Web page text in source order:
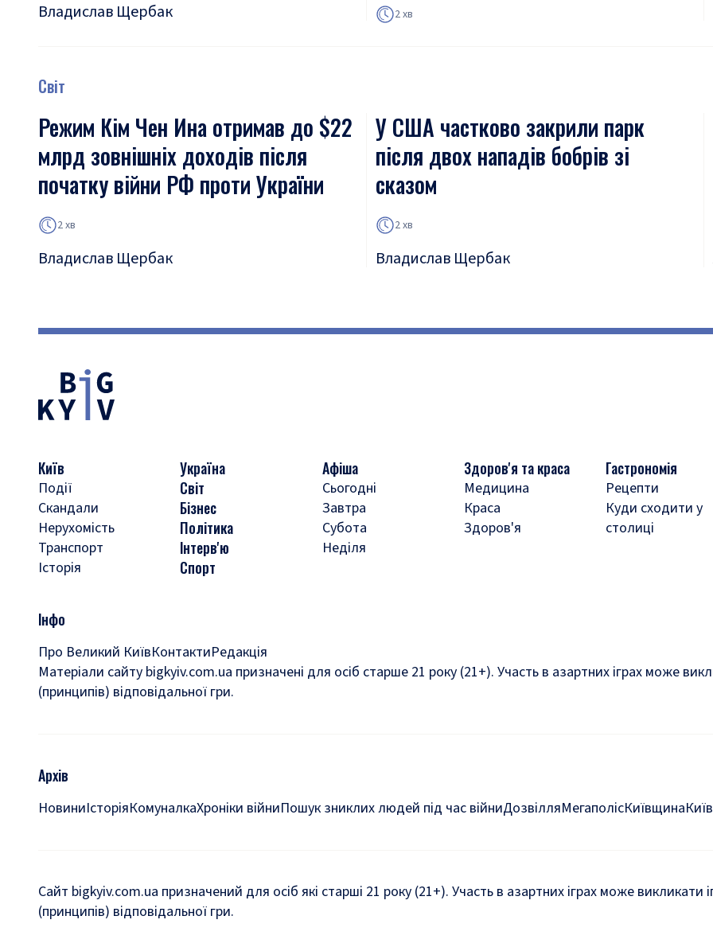
Владислав Щербак 2 хв
Світ
Режим Кім Чен Ина отримав до $22
млрд зовнішніх доходів після
початку війни РФ проти України
2 хв
Владислав Щербак
У США частково закрили парк
після двох нападів бобрів зі
сказом
2 хв
Владислав Щербак
Київ
Події
Скандали
Нерухомість
Транспорт
Історія
Україна
Світ
Бізнес
Політика
Інтерв'ю
Спорт
Афіша
Сьогодні
Завтра
Субота
Неділя
Здоров'я та краса
Медицина
Краса
Здоров'я
Гастрономія
Рецепти
Куди сходити у
столиці
Інфо
Про Великий КиївКонтактиРедакція
Матеріали сайту bigkyiv.com.ua призначені для осіб старше 21 року (21+). Участь в азартних іграх може
(принципів) відповідальної гри.
Архів
НовиниІсторіяКомуналкаХроніки війниПошук зниклих людей під час війниДозвілляМегаполісКиївщина
Сайт bigkyiv.com.ua призначений для осіб які старші 21 року (21+). Участь в азартних іграх може викликати
(принципів) відповідальної гри.